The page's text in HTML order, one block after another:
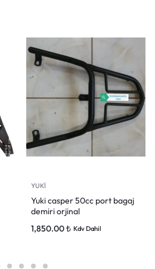
YUKİ
Yuki casper 50cc port bagaj
demiri orjinal
1,850.00₺ Kdv Dahil